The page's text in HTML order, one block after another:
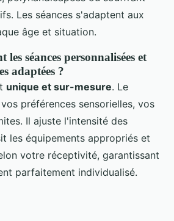
Les séances s'adaptent aux
âge et situation.
les séances personnalisées et
adaptées ?
unique et sur-mesure. Le
préférences sensorielles, vos
Il ajuste l'intensité des
les équipements appropriés et
votre réceptivité, garantissant
parfaitement individualisé.